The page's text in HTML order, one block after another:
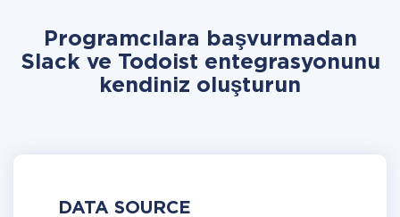
Programcılara başvurmadan
Slack ve Todoist entegrasyonunu
kendiniz oluşturun
DATA SOURCE